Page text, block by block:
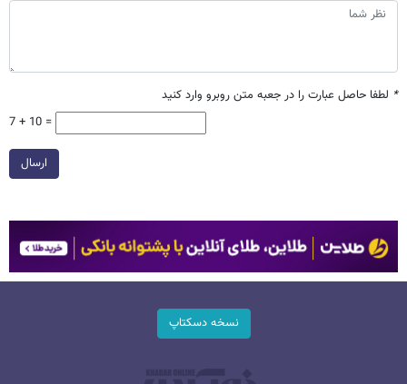
* لطفا حاصل عبارت را در جعبه متن روبرو وارد کنید
7 + 10 =
ارسال
نسخه دسکتاپ